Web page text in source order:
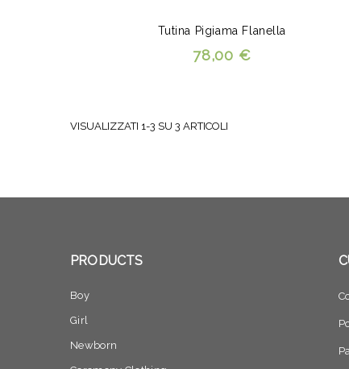
Tutina Pigiama Flanella
78,00 €
VISUALIZZATI 1-3 SU 3 ARTICOLI
PRODUCTS
Boy
Girl
Newborn